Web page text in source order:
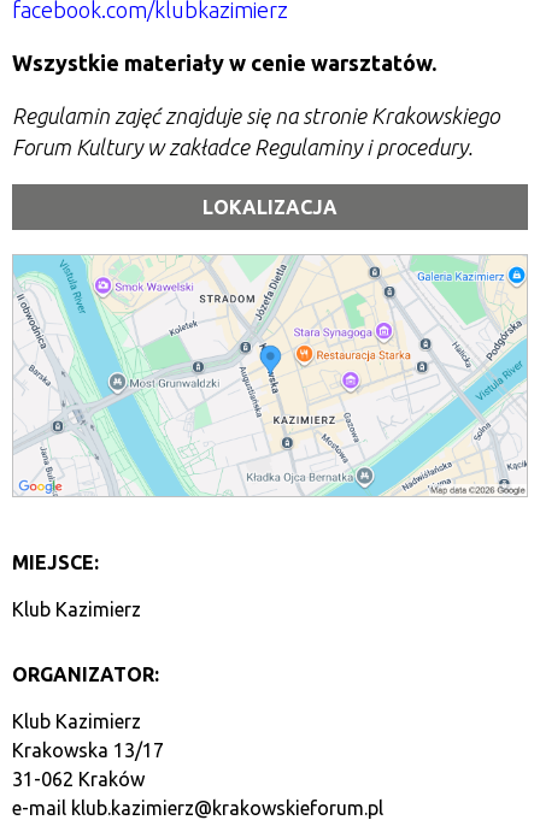
facebook.com/klubkazimierz
Wszystkie materiały w cenie warsztatów.
Regulamin zajęć znajduje się na stronie Krakowskiego
Forum Kultury w zakładce Regulaminy i procedury.
LOKALIZACJA
MIEJSCE:
Klub Kazimierz
ORGANIZATOR:
Klub Kazimierz
Krakowska 13/17
31-062 Kraków
e-mail klub.kazimierz@krakowskieforum.pl